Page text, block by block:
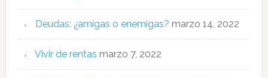
Deudas: ¿amigas o enemigas? marzo 14, 2022
Vivir de rentas marzo 7, 2022